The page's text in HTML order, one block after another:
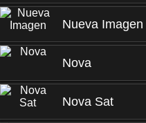
Nueva Imagen
Nova
Nova Sat